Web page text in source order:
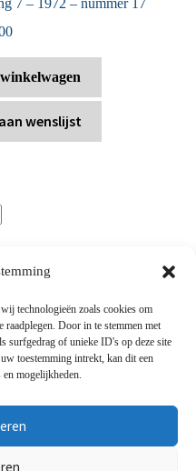
technologieën zoals cookies om
raadplegen. Door in te stemmen met
surfgedrag of unieke ID's op deze site
toestemming intrekt, kan dit een
en mogelijkheden.
7 – 1972 – nummer 17
wenslijst
-Algemene
-Over ons